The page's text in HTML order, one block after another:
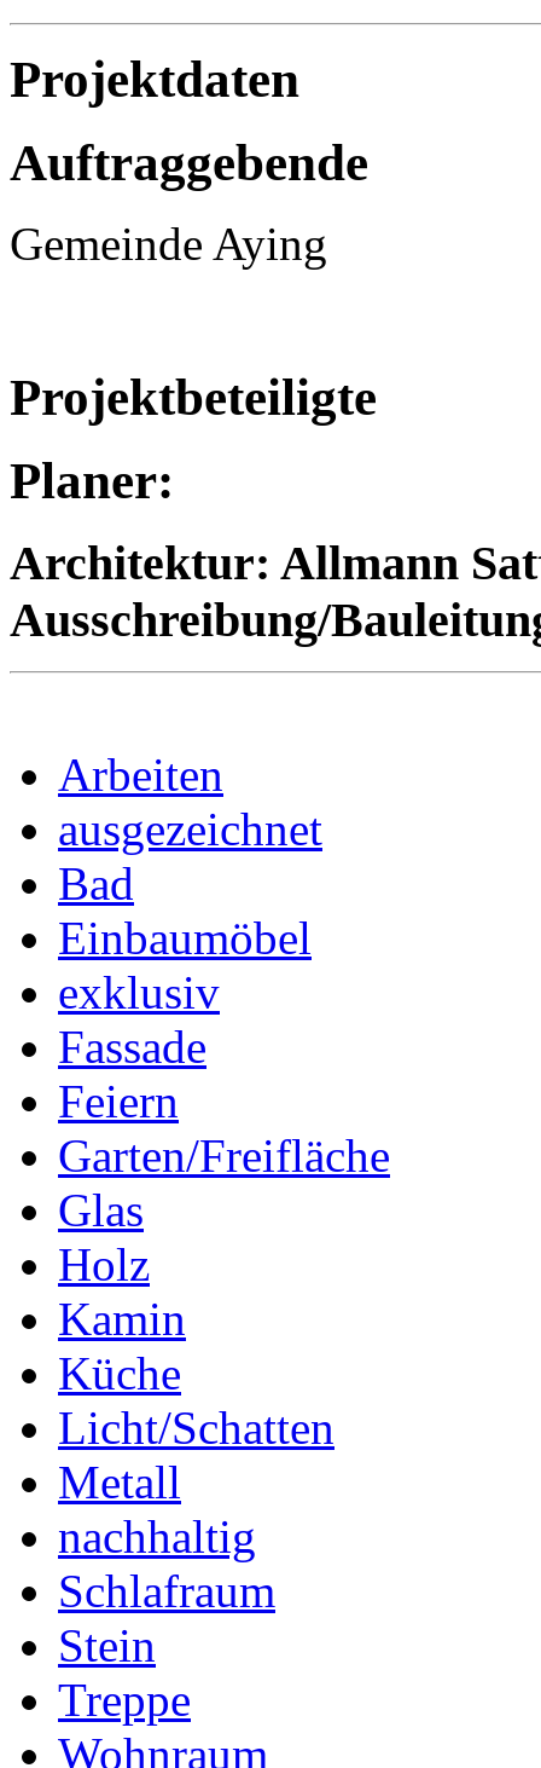
Projektdaten
Auftraggebende
Gemeinde Aying
Projektbeteiligte
Planer:
Architektur: Allmann
Ausschreibung/
Arbeiten
ausgezeichnet
Bad
Einbaumöbel
exklusiv
Fassade
Feiern
Garten/Freifläche
Glas
Holz
Kamin
Küche
Licht/Schatten
Metall
nachhaltig
Schlafraum
Stein
Treppe
Wohnraum